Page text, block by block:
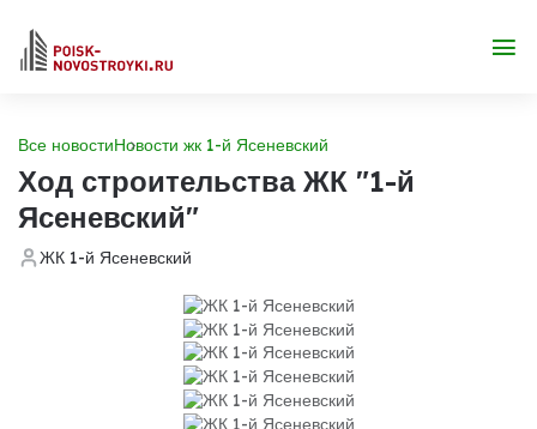
Все новостиНовости жк 1-й Ясеневский
Ход строительства ЖК "1-й
Ясеневский"
ЖК 1-й Ясеневский